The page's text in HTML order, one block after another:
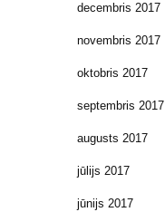
decembris 2017
novembris 2017
oktobris 2017
septembris 2017
augusts 2017
jūlijs 2017
jūnijs 2017